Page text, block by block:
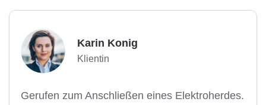
Karin Konig
Klientin
Gerufen zum Anschließen eines Elektroherdes.